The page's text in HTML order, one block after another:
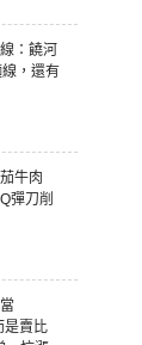
：饒河
，還有
牛肉
彈刀削
是賣比